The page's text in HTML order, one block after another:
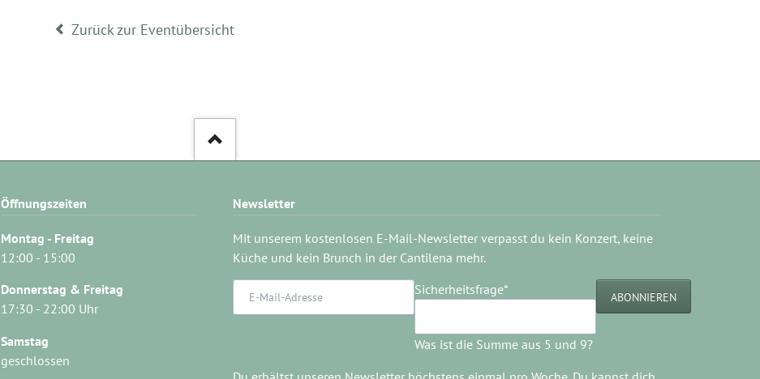
Zurück zur Eventübersicht
Öffnungszeiten
Montag - Freitag
12:00 - 15:00
Donnerstag & Freitag
17:30 - 22:00 Uhr
Samstag
geschlossen
Newsletter
Mit unserem kostenlosen E-Mail-Newsletter verpasst du kein Konzert, keine
Küche und kein Brunch in der Cantilena mehr.
Pflichtfeld
Sicherheitsfrage*
Was ist die Summe aus 5 und 9?
ABONNIEREN